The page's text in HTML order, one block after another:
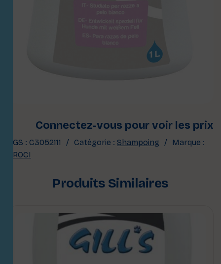
Connectez-vous pour voir les prix
UGS : C3052111 Catégorie : Shampoing
Marque :
CROCI
Produits Similaires